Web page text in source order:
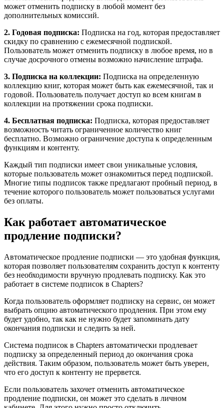
может отменить подписку в любой момент без
дополнительных комиссий.
2. Годовая подписка: Подписка на год, которая предоставляет
скидку по сравнению с ежемесячной подпиской.
Пользователь может отменить подписку в любое время, но в
случае досрочного отмены возможно начисление штрафа.
3. Подписка на коллекции: Подписка на определенную
коллекцию книг, которая может быть как ежемесячной, так и
годовой. Пользователь получает доступ ко всем книгам в
коллекции на протяжении срока подписки.
4. Бесплатная подписка: Подписка, которая предоставляет
возможность читать ограниченное количество книг
бесплатно. Возможно ограничение доступа к определенным
функциям и контенту.
Каждый тип подписки имеет свои уникальные условия,
которые пользователь может ознакомиться перед подпиской.
Многие типы подписок также предлагают пробный период, в
течение которого пользователь может пользоваться услугами
без оплаты.
Как работает автоматическое
продление подписки?
Автоматическое продление подписки — это удобная функция,
которая позволяет пользователям сохранить доступ к контенту
без необходимости вручную продлевать подписку. Как это
работает в системе подписок в Chapters?
Когда пользователь оформляет подписку на сервис, он может
выбрать опцию автоматического продления. При этом ему
будет удобно, так как не нужно будет запоминать дату
окончания подписки и следить за ней.
Система подписок в Chapters автоматически продлевает
подписку за определенный период до окончания срока
действия. Таким образом, пользователь может быть уверен,
что его доступ к контенту не прервется.
Если пользователь захочет отменить автоматическое
продление подписки, он может это сделать в личном